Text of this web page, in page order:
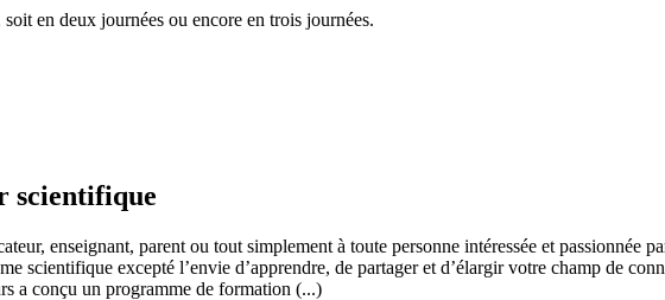
en deux journées ou encore en trois journées.
scientifique
enseignant, parent ou tout simplement à toute personne intéressée et passionnée
scientifique excepté l’envie d’apprendre, de partager et d’élargir votre champ de
a conçu un programme de formation (...)